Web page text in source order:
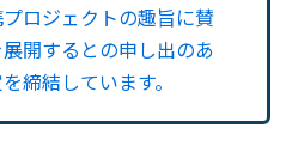
ロジェクトの趣旨に賛
開するとの申し出のあ
締結しています。